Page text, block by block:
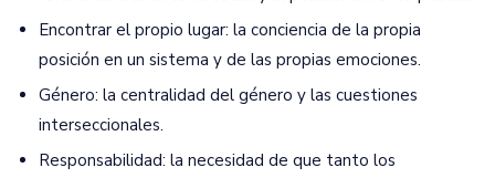
Encontrar el propio lugar: la conciencia de la propia
posición en un sistema y de las propias emociones.
Género: la centralidad del género y las cuestiones
interseccionales.
Responsabilidad: la necesidad de que tanto los